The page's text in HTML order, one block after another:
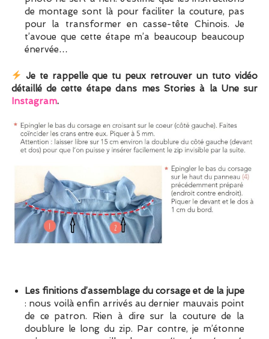
de montage sont là pour faciliter la couture, pas
pour la transformer en casse-tête Chinois. Je
t’avoue que cette étape m’a beaucoup beaucoup
énervée…
Je te rappelle que tu peux retrouver un tuto vidéo
détaillé de cette étape dans mes Stories à la Une sur
Instagram.
Les finitions d’assemblage du corsage et de la jupe
: nous voilà enfin arrivés au dernier mauvais point
de ce patron. Rien à dire sur la couture de la
doublure le long du zip. Par contre, je m’étonne